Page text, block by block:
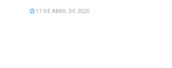
17 DE ABRIL DE 2025